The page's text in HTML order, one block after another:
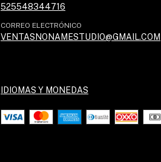
525548344716
CORREO ELECTRÓNICO
VENTASNONAMESTUDIO@GMAIL.COM
IDIOMAS Y MONEDAS